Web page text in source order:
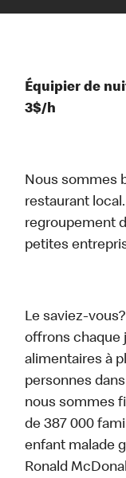
Équipier de
3$/h
Nous sommes
restaurant
regroupement
petites
Le saviez-vous?
offrons chaque
alimentaires à
personnes
nous sommes
de 387 000
enfant malade
Ronald